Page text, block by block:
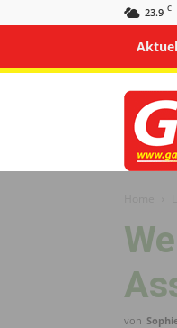
23.9 C
Gailtal
Journal
von